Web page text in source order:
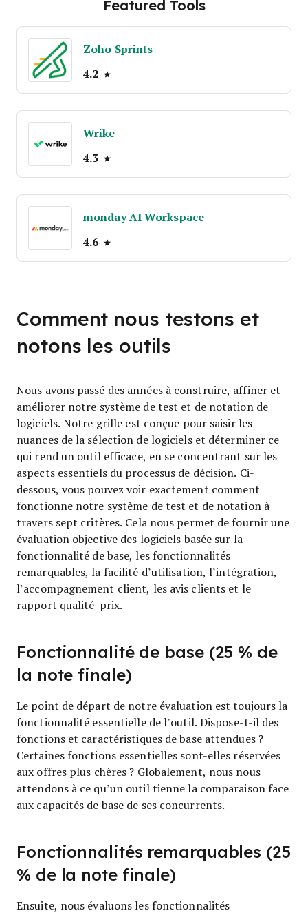
Featured Tools
Zoho Sprints
4.2
Wrike
4.3
monday AI Workspace
4.6
Comment nous testons et
notons les outils
Nous avons passé des années à construire, affiner et
améliorer notre système de test et de notation de
logiciels. Notre grille est conçue pour saisir les
nuances de la sélection de logiciels et déterminer ce
qui rend un outil efficace, en se concentrant sur les
aspects essentiels du processus de décision. Ci-
dessous, vous pouvez voir exactement comment
fonctionne notre système de test et de notation à
travers sept critères. Cela nous permet de fournir une
évaluation objective des logiciels basée sur la
fonctionnalité de base, les fonctionnalités
remarquables, la facilité d’utilisation, l’intégration,
l’accompagnement client, les avis clients et le
rapport qualité-prix.
Fonctionnalité de base (25 % de
la note finale)
Le point de départ de notre évaluation est toujours la
fonctionnalité essentielle de l’outil. Dispose-t-il des
fonctions et caractéristiques de base attendues ?
Certaines fonctions essentielles sont-elles réservées
aux offres plus chères ? Globalement, nous nous
attendons à ce qu’un outil tienne la comparaison face
aux capacités de base de ses concurrents.
Fonctionnalités remarquables (25
% de la note finale)
Ensuite, nous évaluons les fonctionnalités